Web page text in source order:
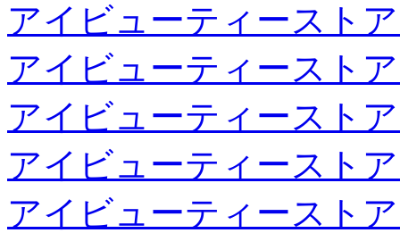
アイビューティースト
アイビューティースト
アイビューティースト
アイビューティースト
アイビューティースト